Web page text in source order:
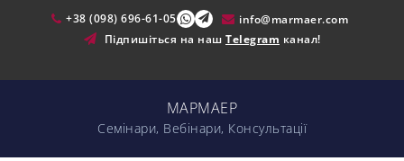
+38 (098) 696-61-05
info@marmaer.com
Підпишіться на наш Telegram канал!
МАРМАЕР
Cемінари, Вебінари, Консультації